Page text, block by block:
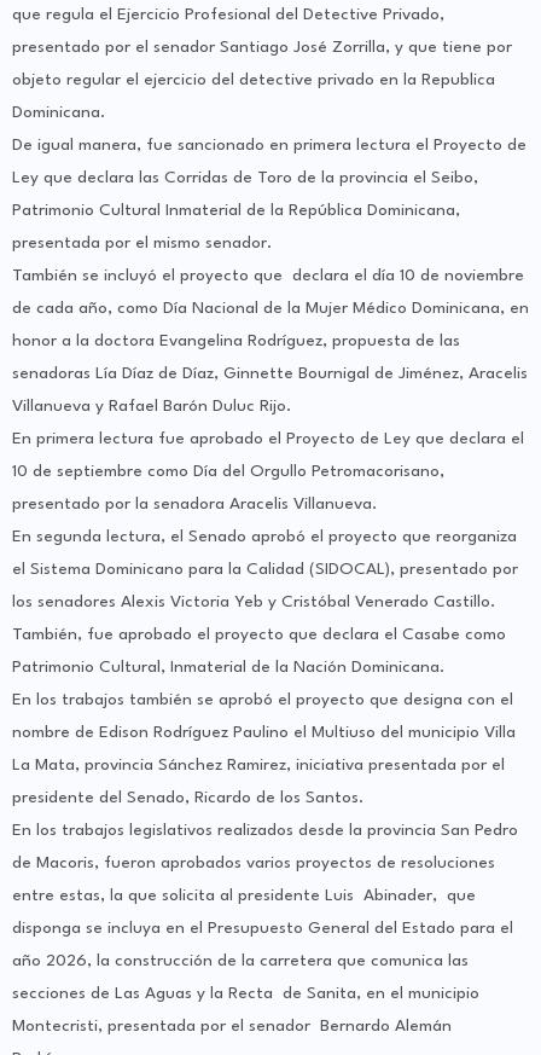
que regula el Ejercicio Profesional del Detective Privado,
presentado por el senador Santiago José Zorrilla, y que tiene por
objeto regular el ejercicio del detective privado en la Republica
Dominicana.
De igual manera, fue sancionado en primera lectura el Proyecto de
Ley que declara las Corridas de Toro de la provincia el Seibo,
Patrimonio Cultural Inmaterial de la República Dominicana,
presentada por el mismo senador.
También se incluyó el proyecto que declara el día 10 de noviembre
de cada año, como Día Nacional de la Mujer Médico Dominicana, en
honor a la doctora Evangelina Rodríguez, propuesta de las
senadoras Lía Díaz de Díaz, Ginnette Bournigal de Jiménez, Aracelis
Villanueva y Rafael Barón Duluc Rijo.
En primera lectura fue aprobado el Proyecto de Ley que declara el
10 de septiembre como Día del Orgullo Petromacorisano,
presentado por la senadora Aracelis Villanueva.
En segunda lectura, el Senado aprobó el proyecto que reorganiza
el Sistema Dominicano para la Calidad (SIDOCAL), presentado por
los senadores Alexis Victoria Yeb y Cristóbal Venerado Castillo.
También, fue aprobado el proyecto que declara el Casabe como
Patrimonio Cultural, Inmaterial de la Nación Dominicana.
En los trabajos también se aprobó el proyecto que designa con el
nombre de Edison Rodríguez Paulino el Multiuso del municipio Villa
La Mata, provincia Sánchez Ramirez, iniciativa presentada por el
presidente del Senado, Ricardo de los Santos.
En los trabajos legislativos realizados desde la provincia San Pedro
de Macoris, fueron aprobados varios proyectos de resoluciones
entre estas, la que solicita al presidente Luis Abinader, que
disponga se incluya en el Presupuesto General del Estado para el
año 2026, la construcción de la carretera que comunica las
secciones de Las Aguas y la Recta de Sanita, en el municipio
Montecristi, presentada por el senador Bernardo Alemán